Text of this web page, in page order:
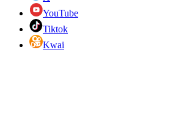
YouTube
Tiktok
Kwai